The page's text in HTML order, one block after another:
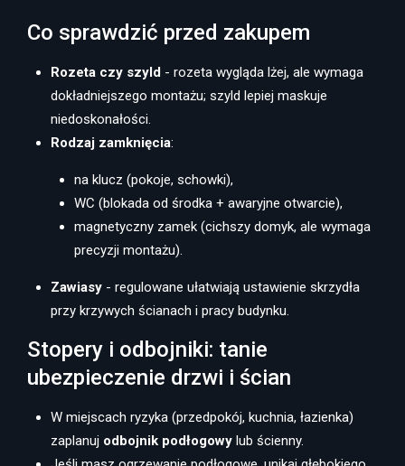
Co sprawdzić przed zakupem
Rozeta czy szyld - rozeta wygląda lżej, ale wymaga
dokładniejszego montażu; szyld lepiej maskuje
niedoskonałości.
Rodzaj zamknięcia:
na klucz (pokoje, schowki),
WC (blokada od środka + awaryjne otwarcie),
magnetyczny zamek (cichszy domyk, ale wymaga
precyzji montażu).
Zawiasy - regulowane ułatwiają ustawienie skrzydła
przy krzywych ścianach i pracy budynku.
Stopery i odbojniki: tanie
ubezpieczenie drzwi i ścian
W miejscach ryzyka (przedpokój, kuchnia, łazienka)
zaplanuj odbojnik podłogowy lub ścienny.